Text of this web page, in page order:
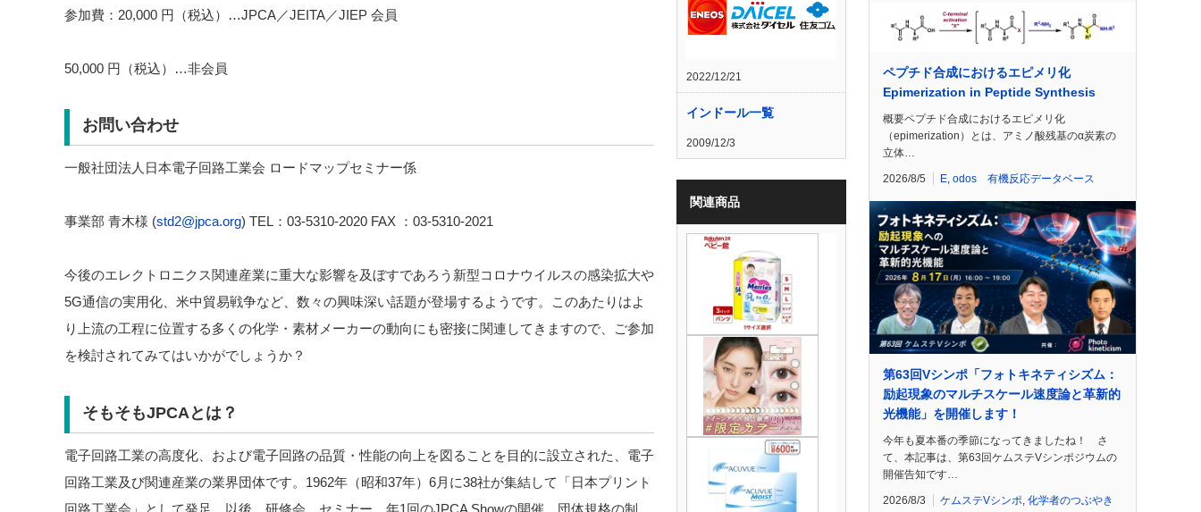
参加費：20,000 円（税込）…JPCA／JEITA／JIEP 会員
50,000 円（税込）…非会員
お問い合わせ
一般社団法人日本電子回路工業会 ロードマップセミナー係
事業部 青木様 (std2@jpca.org) TEL：03-5310-2020 FAX ：03-5310-2021
今後のエレクトロニクス関連産業に重大な影響を及ぼすであろう新型コロナウイルスの感染拡大や
5G通信の実用化、米中貿易戦争など、数々の興味深い話題が登場するようです。このあたりはよ
り上流の工程に位置する多くの化学・素材メーカーの動向にも密接に関連してきますので、ご参加
を検討されてみてはいかがでしょうか？
そもそもJPCA とは？
電子回路工業の高度化、および電子回路の品質・性能の向上を図ることを目的に設立された、電子
回路工業及び関連産業の業界団体です。1962年（昭和37年）6月に38社が集結して「日本プリント
回路工業会」として発足。以後、研修会、セミナー、年1回のJPCA Showの開催、団体規格の制
2022/12/21
インドール一覧
2009/12/3
関連商品
ペプチド合成におけるエピメリ化
Epimerization in Peptide Synthesis
概要ペプチド合成におけるエピメリ化
（epimerization）とは、アミノ酸残基のα炭素の
立体…
2026/8/5 E odos 有機反応データベース
第63回Vシンポ「フォトキネティシズム：
励起現象のマルチスケール速度論と革新的
光機能」を開催します！
今年も夏本番の季節になってきましたね！ さ
て、本記事は、第63回ケムステVシンポジウムの
開催告知です…
2026/8/3 ケムステVシンポ, 化学者のつぶやき